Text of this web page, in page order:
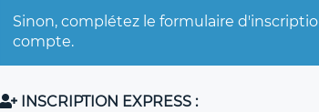
Sinon, complétez le formulaire
compte.
INSCRIPTION EXPRESS :